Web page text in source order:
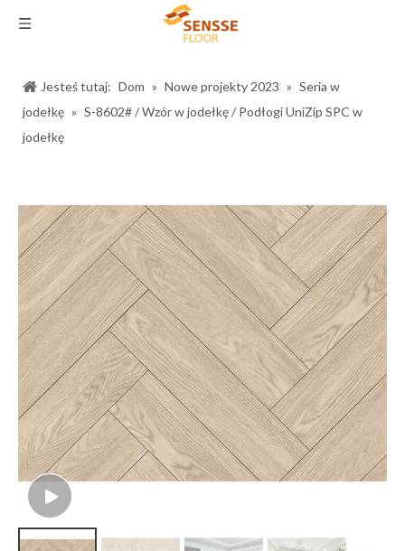
Jesteś tutaj: Dom » Nowe projekty 2023 » Seria w
jodełkę » S-8602# / Wzór w jodełkę / Podłogi UniZip SPC w
jodełkę